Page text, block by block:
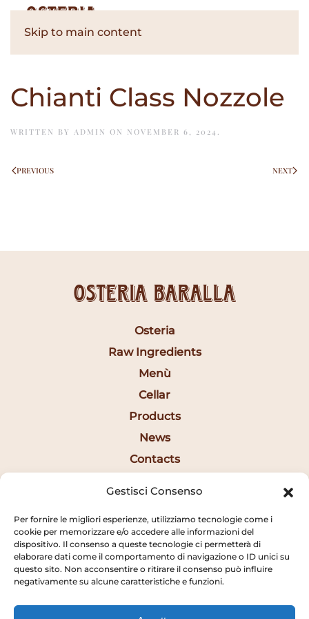
Gestisci Consenso
Per fornire le migliori esperienze, utilizziamo tecnologie come i
cookie per memorizzare e/o accedere alle informazioni del
dispositivo. Il consenso a queste tecnologie ci permetterà di
elaborare dati come il comportamento di navigazione o ID unici su
questo sito. Non acconsentire o ritirare il consenso può influire
negativamente su alcune caratteristiche e funzioni.
Skip to main content
Chianti Class Nozzole
WRITTEN BY ADMIN ON NOVEMBER 6, 2024 .
PREVIOUS NEXT
Osteria Baralla
Osteria
Raw Ingredients
Menù
Cellar
Products
News
Contacts
Opening Hours
12:30AM - 2:20PM
7:15PM - 10:20PM
SUNDAY CLOSED